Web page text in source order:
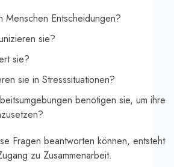
Menschen Entscheidungen?
sie?
sie?
sie in Stresssituationen?
benötigen sie, um ihre
Fragen beantworten können, entsteht
zu Zusammenarbeit.